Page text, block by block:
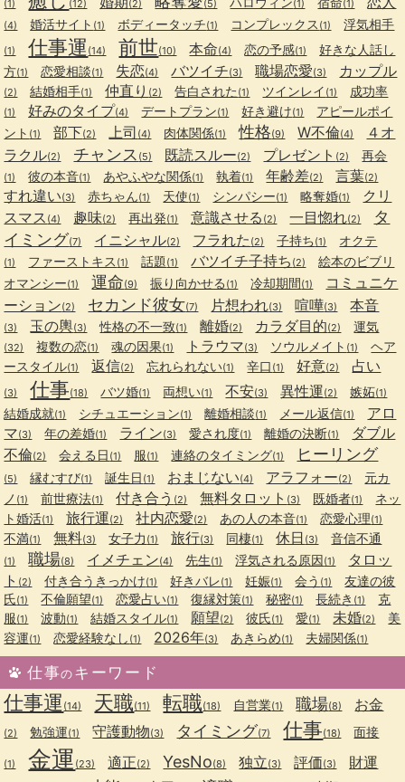
(1) (12) (2) (5) (1) (1)
(4) 婚活サイト (1) ボディータッチ(1) コンプレックス (1) 浮気相手
(1) 仕事運 (14) 前世(10) 本命(4) 恋の予感(1)
好きな人話し
方(1) 恋愛相談(1) 失恋(4) バツイチ(3) 職場恋愛(3) カップル
(2) 結婚相手(1) 仲直り (2) 告白された (1) ツインレイ (1) 成功率
(1) 好みのタイプ(4) デートプラン(1) 好き避け(1)
アピールポイ
ント (1) 部下(2) 上司 (4) 肉体関係(1) 性格(9) W不倫(4)
４オ
ラクル(2) チャンス (5) 既読スルー(2) プレゼント (2) 再会
(1) 彼の本音(1) あやふやな関係(1) 執着(1) 年齢差(2) 言葉(2)
すれ違い(3) 赤ちゃん(1) 天使(1) シンパシー(1) 略奪婚(1)
クリ
スマス (4) 趣味(2) 再出発(1) 意識させる (2) 一目惚れ(2)
タ
イミング(7) イニシャル(2) フラれた (2) 子持ち(1) オクテ
(1) ファーストキス (1) 話題(1) バツイチ子持ち (2)
絵本のビブリ
オマンシー(1) 運命(9) 振り向かせる (1) 冷却期間(1)
コミュニケ
ーション(2) セカンド彼女(7) 片想われ(3) 喧嘩(3) 本音
(3) 玉の輿(3) 性格の不一致(1) 離婚(2) カラダ目的(2) 運気
(32) 複数の恋(1) 魂の因果(1) トラウマ(3) ソウルメイト (1)
ヘア
ースタイル(1) 返信(2) 忘れられない(1) 辛口 (1) 好意(2) 占い
(3) 仕事(18) バツ婚(1) 両想い(1) 不安(3) 異性運(2) 嫉妬(1)
結婚成就(1) シチュエーション(1) 離婚相談(1) メール返信(1)
アロ
マ(3) 年の差婚(1) ライン(3) 愛され度(1) 離婚の決断(1)
ダブル
不倫(2) 会える日 (1) 服(1) 連絡のタイミング(1) ヒーリング
(5) 縁むすび(1) 誕生日 (1) おまじない(4) アラフォー(2)
元カ
ノ (1) 前世療法(1) 付き合う (2) 無料タロット (3) 既婚者(1)
ネッ
ト婚活(1) 旅行運(2) 社内恋愛(2) あの人の本音(1) 恋愛心理(1)
不満(1) 無料(3) 女子力 (1) 旅行(3) 同棲(1) 休日 (3) 音信不通
(1) 職場(8) イメチェン(4) 先生(1) 浮気される原因(1)
タロッ
ト (2) 付き合うきっかけ(1) 好きバレ(1) 妊娠(1) 会う (1)
友達の彼
氏(1) 不倫願望(1) 恋愛占い(1) 復縁対策(1) 秘密(1) 長続き (1)
克
服(1) 波動(1) 結婚スタイル(1) 願望(2) 彼氏(1) 愛(1) 未婚(2)
美
容運(1) 恋愛経験なし (1) 2026年(3) あきらめ(1) 夫婦関係(1)
仕事のキーワード
仕事運 (14) 天職(11) 転職(18) 自営業(1) 職場(8) お金
(2) 勉強運(1) 守護動物(3) タイミング(7) 仕事(18) 面接
(1) 金運 (23) 適正(2) YesNo(8) 独立(3) 評価(3) 財運